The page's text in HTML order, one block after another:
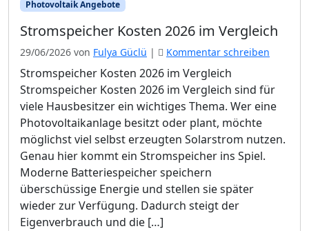
Photovoltaik Angebote
Stromspeicher Kosten 2026 im Vergleich
29/06/2026 von Fulya Güclü | Kommentar schreiben
Stromspeicher Kosten 2026 im Vergleich
Stromspeicher Kosten 2026 im Vergleich sind für
viele Hausbesitzer ein wichtiges Thema. Wer eine
Photovoltaikanlage besitzt oder plant, möchte
möglichst viel selbst erzeugten Solarstrom nutzen.
Genau hier kommt ein Stromspeicher ins Spiel.
Moderne Batteriespeicher speichern
überschüssige Energie und stellen sie später
wieder zur Verfügung. Dadurch steigt der
Eigenverbrauch und die […]